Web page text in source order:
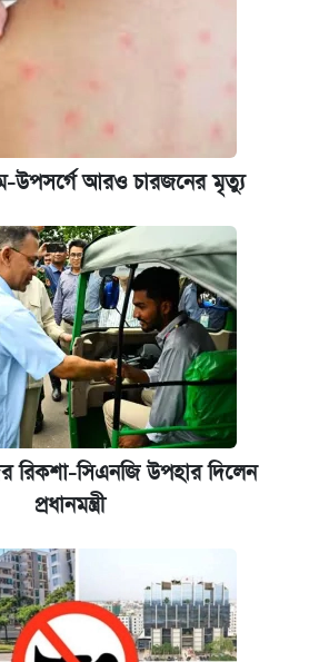
উপসর্গে আরও চারজনের মৃত্যু
রিকশা-সিএনজি উপহার দিলেন
প্রধানমন্ত্রী